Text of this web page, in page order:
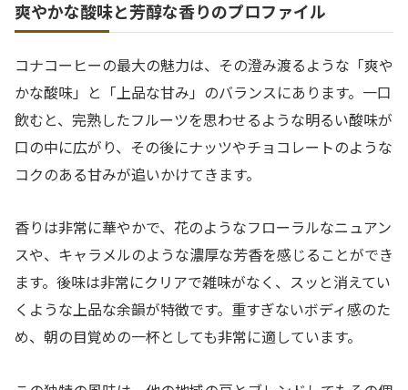
爽やかな酸味と芳醇な香りのプロファイル
コナコーヒーの最大の魅力は、その澄み渡るような「爽や
かな酸味」と「上品な甘み」のバランスにあります。一口
飲むと、完熟したフルーツを思わせるような明るい酸味が
口の中に広がり、その後にナッツやチョコレートのような
コクのある甘みが追いかけてきます。
香りは非常に華やかで、花のようなフローラルなニュアン
スや、キャラメルのような濃厚な芳香を感じることができ
ます。後味は非常にクリアで雑味がなく、スッと消えてい
くような上品な余韻が特徴です。重すぎないボディ感のた
め、朝の目覚めの一杯としても非常に適しています。